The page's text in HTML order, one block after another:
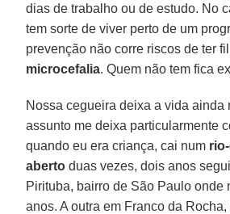
dias de trabalho ou de estudo. No
tem sorte de viver perto de um
prevenção não corre riscos de ter
microcefalia. Quem não tem fica
Nossa cegueira deixa a vida ainda
assunto me deixa particularmente
quando eu era criança, cai num
aberto duas vezes, dois anos
Pirituba, bairro de São Paulo onde
anos. A outra em Franco da